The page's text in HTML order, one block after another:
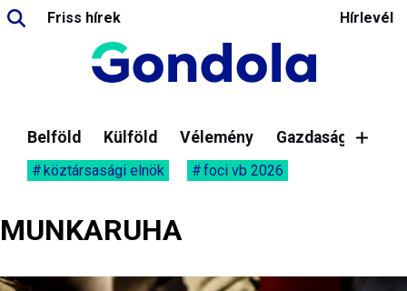
Friss hírek Hírlevél
Belföld Külföld Vélemény Gazdaság
köztársasági elnök foci vb 2026
MUNKARUHA